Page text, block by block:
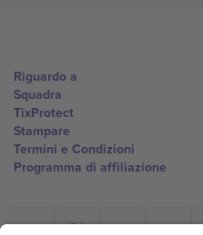
Riguardo a
Squadra
TixProtect
Stampare
Termini e Condizioni
Programma di affiliazione